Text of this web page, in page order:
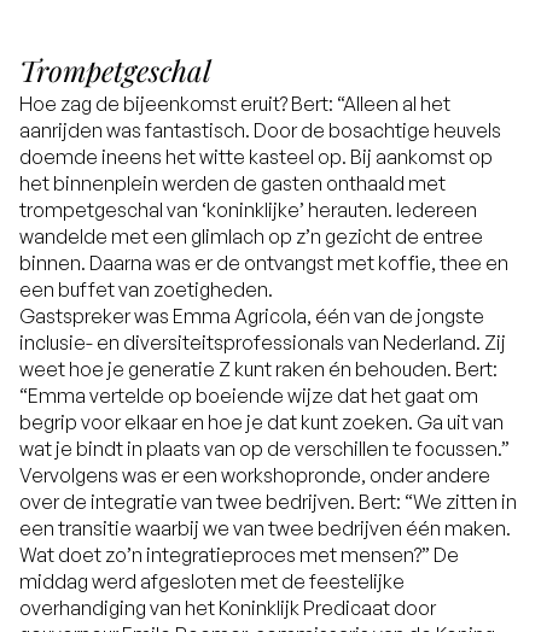
Trompetgeschal
Hoe zag de bijeenkomst eruit? Bert: “Alleen al het
aanrijden was fantastisch. Door de bosachtige heuvels
doemde ineens het witte kasteel op. Bij aankomst op
het binnenplein werden de gasten onthaald met
trompetgeschal van ‘koninklijke’ herauten. Iedereen
wandelde met een glimlach op z’n gezicht de entree
binnen. Daarna was er de ontvangst met koffie, thee en
een buffet van zoetigheden.
Gastspreker was Emma Agricola, één van de jongste
inclusie- en diversiteitsprofessionals van Nederland. Zij
weet hoe je generatie Z kunt raken én behouden. Bert:
“Emma vertelde op boeiende wijze dat het gaat om
begrip voor elkaar en hoe je dat kunt zoeken. Ga uit van
wat je bindt in plaats van op de verschillen te focussen.”
Vervolgens was er een workshopronde, onder andere
over de integratie van twee bedrijven. Bert: “We zitten in
een transitie waarbij we van twee bedrijven één maken.
Wat doet zo’n integratieproces met mensen?” De
middag werd afgesloten met de feestelijke
overhandiging van het Koninklijk Predicaat door